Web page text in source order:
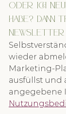
oder ich
habe? Dann
Newsletter
wieder
Marketing-
ausfüllst und
angegebene